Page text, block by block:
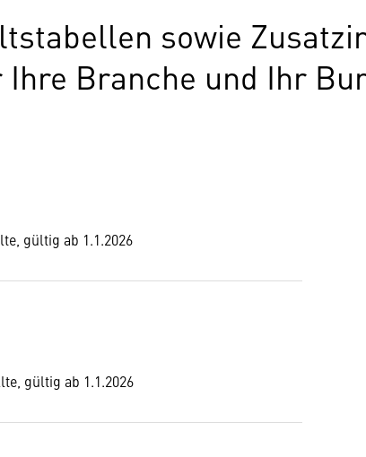
sowie
Branche und Ihr
gültig ab 1.1.2026
gültig ab 1.1.2026